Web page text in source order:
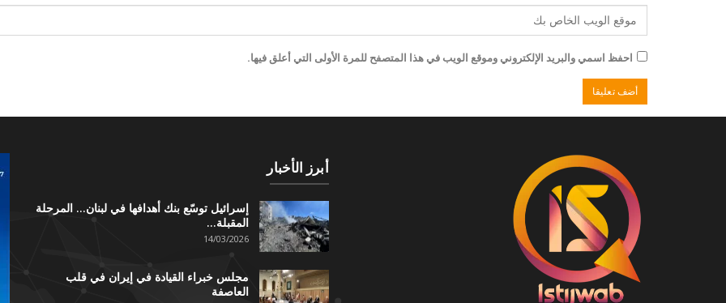
احفظ اسمي والبريد الإلكتروني وموقع الويب في هذا المتصفح للمرة الأولى التي أعلق فيها.
أبرز الأخبار
إسرائيل توسّع بنك أهدافها في لبنان… المرحلة
المقبلة…
14/03/2026
مجلس خبراء القيادة في إيران في قلب
العاصفة